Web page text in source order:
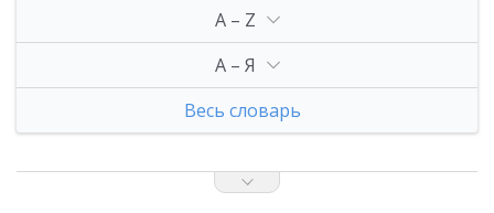
A – Z
А – Я
Весь словарь